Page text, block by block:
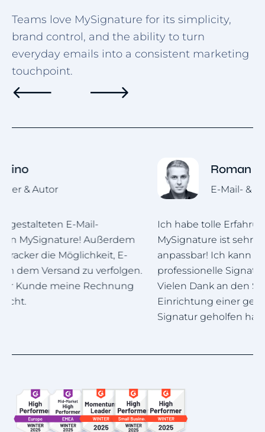
E-Mail- & SMS-Marketing
Ich habe tolle Erfahrungen damit gemacht.
MySignature ist sehr einfach und stark
anpassbar! Ich kann ganz einfach eine schöne
professionelle Signatur für mein Team erstellen.
Vielen Dank an den Support, der mir bei der
Einrichtung einer geschäftlichen E-Mail-
Teams love MySignature for its simplicity,
brand control, and the ability to turn
everyday emails into a consistent marketing
touchpoint.
of